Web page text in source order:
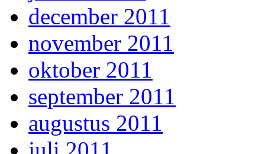
december 2011
november 2011
oktober 2011
september 2011
augustus 2011